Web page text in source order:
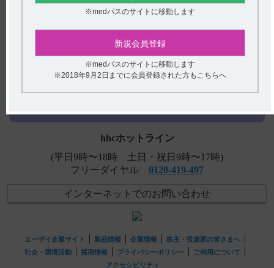
さい。
【ムコフィリン】 他剤との配合変化に関する情報はあり
【ムコフィリン】 薬効薬理について教えてください。
アンケート:ご意見をお聞かせください
(選択してください)
※medパスのサイトに移動します
新規会員登録
※medパスのサイトに移動します
※2018年9月2日までに会員登録された方もこちらへ
hhcホットライン
(平日9時〜18時 土日・祝日9時〜17時)
フリーダイヤル 0120-419-497
インターネットでのお問い合わせ
エーザイ企業サイト 製品情報 企業情報
株主・投資家の皆さまへ
社会・環境活動
採用情報 プライバシーポリシー
ご利用について
アクセシビリティ